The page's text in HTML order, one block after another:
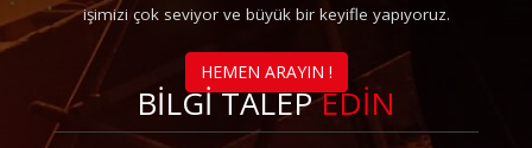
işimizi çok seviyor ve büyük bir keyifle yapıyoruz.
HEMEN ARAYIN !
BİLGİ TALEPEDİN